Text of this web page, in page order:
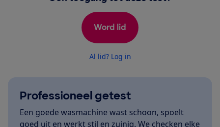
Word lid
Al lid? Log in
Professioneel getest
Een goede wasmachine wast schoon, spoelt
goed uit en werkt stil en zuinig. We checken elke